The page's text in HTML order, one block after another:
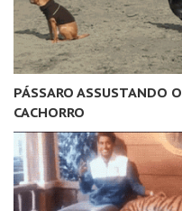
PÁSSARO ASSUSTANDO O
CACHORRO